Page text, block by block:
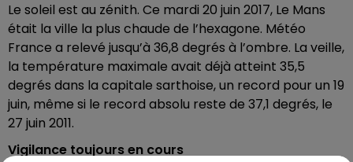
Le soleil est au zénith. Ce mardi 20 juin 2017, Le Mans
était la ville la plus chaude de l’hexagone. Météo
France a relevé jusqu’à 36,8 degrés à l’ombre. La veille,
la température maximale avait déjà atteint 35,5
degrés dans la capitale sarthoise, un record pour un 19
juin, même si le record absolu reste de 37,1 degrés, le
27 juin 2011.
Vigilance toujours en cours